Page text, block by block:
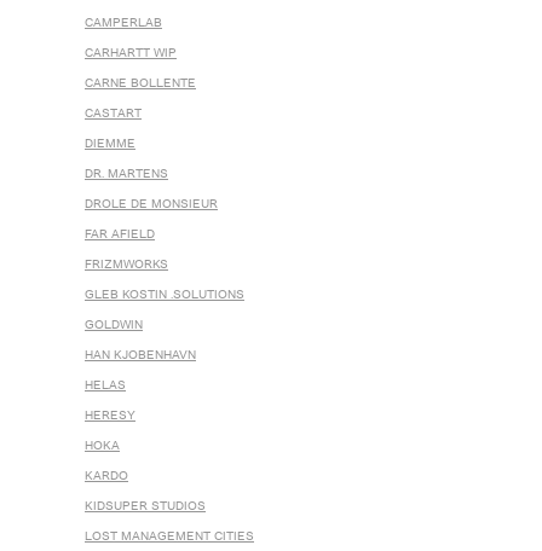
CAMPERLAB
CARHARTT WIP
CARNE BOLLENTE
CASTART
DIEMME
DR. MARTENS
DROLE DE MONSIEUR
FAR AFIELD
FRIZMWORKS
GLEB KOSTIN .SOLUTIONS
GOLDWIN
HAN KJOBENHAVN
HELAS
HERESY
HOKA
KARDO
KIDSUPER STUDIOS
LOST MANAGEMENT CITIES